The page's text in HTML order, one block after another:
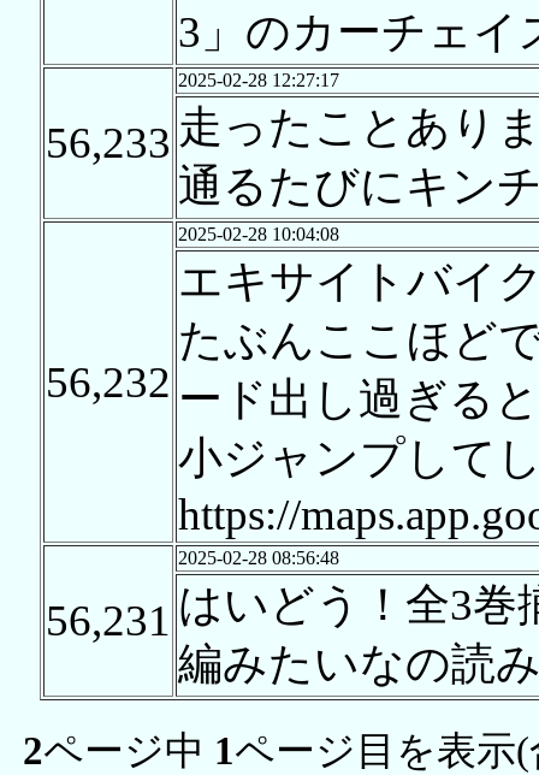
3」のカーチェイ
56,233
2025-02-28 12:27:17
走ったことあり
通るたびにキン
56,232
2025-02-28 10:04:08
エキサイトバイ
たぶんここほど
ード出し過ぎると
小ジャンプして
https://
56,231
2025-02-28 08:56:48
はいどう！全3巻
編みたいなの読
2ページ中 1ページ目を表示(